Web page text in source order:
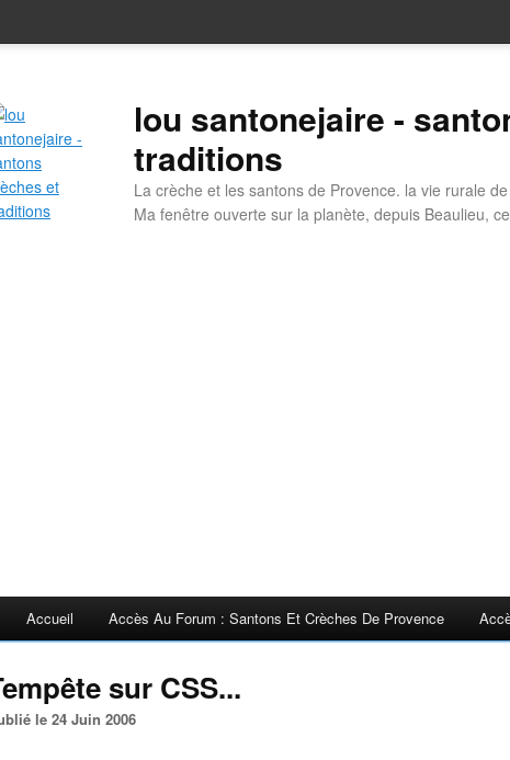
lou santonejaire -
traditions
La crèche et les santons de Provence. la vie rurale
Ma fenêtre ouverte sur la planète, depuis Beaulieu,
Accueil Accès Au Forum : Santons Et Crèches De Provence
sur CSS...
le 24 Juin 2006